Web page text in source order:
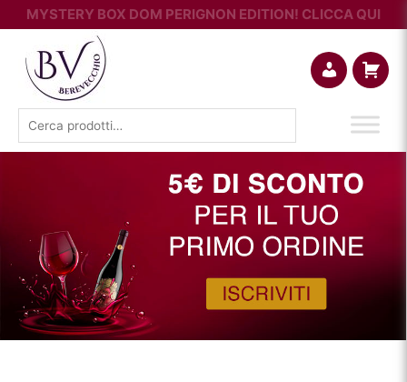
MYSTERY BOX DOM PERIGNON EDITION! CLICCA QUI
Cerca: